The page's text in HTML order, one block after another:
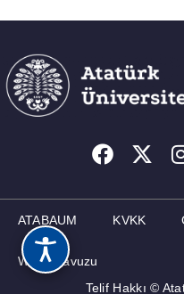
ATABAUM KVKK
Web Kılavuzu
Telif Hakkı ©